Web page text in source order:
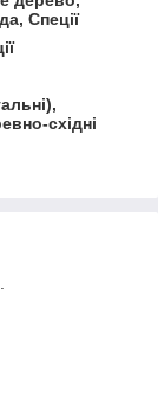
Спеції
східні